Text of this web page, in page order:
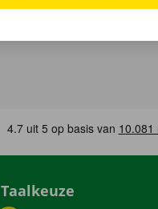
Taalkeuze